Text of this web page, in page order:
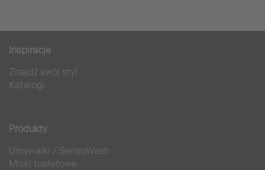
Inspiracje
Znajdź swój styl
Katalogi
Produkty
Umywalki / SensoWash
Miski toaletowe